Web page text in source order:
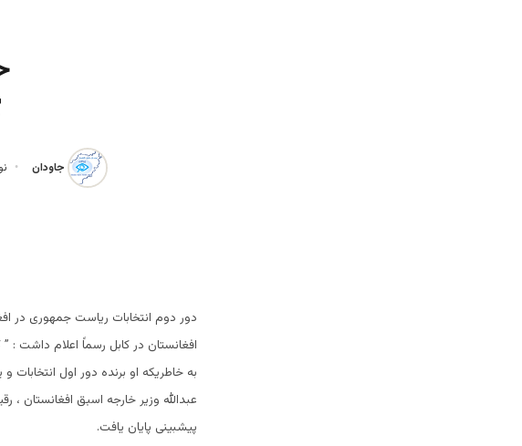
جاودان
دور دوم انتخابات ریاست جمهوری در
افغانستان در کابل رسماً اعلام داشت
به خاطریکه او برنده دور اول انتخابات
پیشبینی پایان یافت.